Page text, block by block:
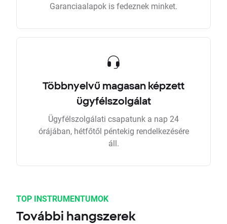
Garanciaalapok is fedeznek minket.
Többnyelvű magasan képzett
ügyfélszolgálat
Ügyfélszolgálati csapatunk a nap 24
órájában, hétfőtől péntekig rendelkezésére
áll.
TOP INSTRUMENTUMOK
További hangszerek